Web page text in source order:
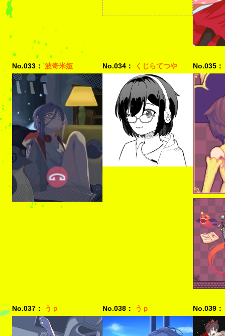
No.033： 波奇米娅 No.034： くじらてつや No.035：
No.037： うｐ No.038： うｐ No.039：